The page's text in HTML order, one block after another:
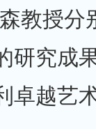
教授分
研究成
卓越艺